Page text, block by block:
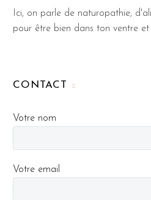
Ici, on parle de naturopathie,
pour être bien dans ton ventre
CONTACT
Votre nom
Votre email